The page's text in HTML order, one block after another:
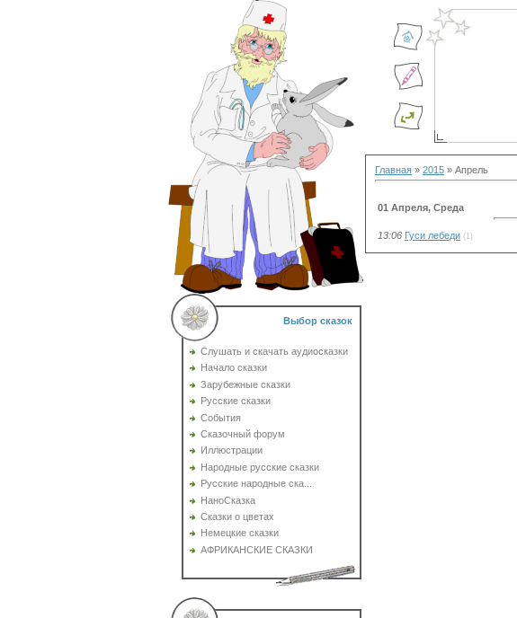
Выбор сказок
Слушать и скачать аудиосказки
Начало сказки
Зарубежные сказки
Русские сказки
События
Сказочный форум
Иллюстрации
Народные русские сказки
Русские народные ска...
НаноСказка
Сказки о цветах
Немецкие сказки
АФРИКАНСКИЕ СКАЗКИ
Главная » 2015 » Апрель
01 Апреля, Среда
13:06 Гуси лебеди (1)